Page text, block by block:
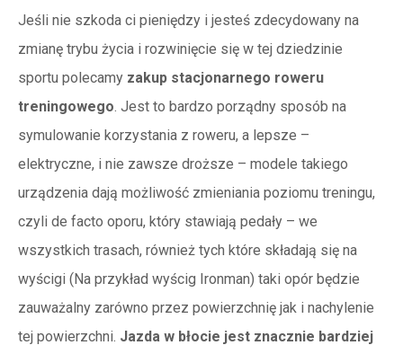
Jeśli nie szkoda ci pieniędzy i jesteś zdecydowany na
zmianę trybu życia i rozwinięcie się w tej dziedzinie
sportu polecamy zakup stacjonarnego roweru
treningowego. Jest to bardzo porządny sposób na
symulowanie korzystania z roweru, a lepsze –
elektryczne, i nie zawsze droższe – modele takiego
urządzenia dają możliwość zmieniania poziomu treningu,
czyli de facto oporu, który stawiają pedały – we
wszystkich trasach, również tych które składają się na
wyścigi (Na przykład wyścig Ironman) taki opór będzie
zauważalny zarówno przez powierzchnię jak i nachylenie
tej powierzchni. Jazda w błocie jest znacznie bardziej